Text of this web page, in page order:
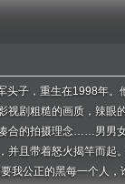
头子，重生在1998年。
视剧粗糙的画质，辣眼
合的拍摄理念……男男
并且带着怒火揭竿而起
我公正的黑每一个人，